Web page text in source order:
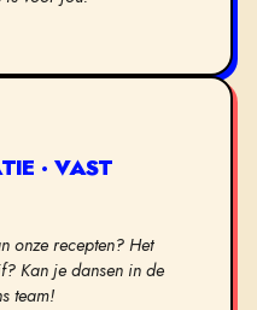
· VAST
onze recepten? Het
Kan je dansen in de
team!